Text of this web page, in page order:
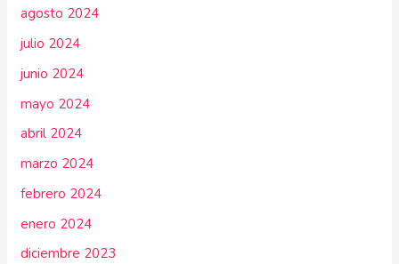
agosto 2024
julio 2024
junio 2024
mayo 2024
abril 2024
marzo 2024
febrero 2024
enero 2024
diciembre 2023